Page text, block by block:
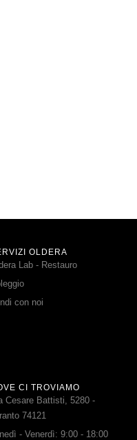
OLDERA
Lab - Restauro
con noi
CI TROVIAMO
Cesare Battisti, 5280 -
74121
- Venerdì: 9:00 - 18:00